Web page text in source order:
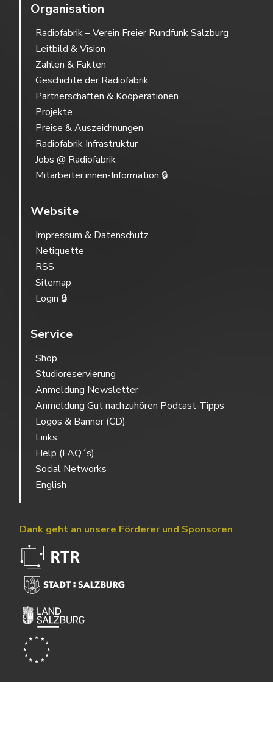
Organisation
Radiofabrik – Verein Freier Rundfunk Salzburg
Leitbild & Vision
Zahlen & Fakten
Geschichte der Radiofabrik
Partnerschaften & Kooperationen
Projekte
Preise & Auszeichnungen
Radiofabrik Infrastruktur
Jobs @ Radiofabrik
Mitarbeiter:innen-Information 🔒
Website
Impressum & Datenschutz
Netiquette
RSS
Sitemap
Login 🔒
Service
Shop
Studioreservierung
Anmeldung Newsletter
Anmeldung Gut nachzuhören Podcast-Tipps
Logos & Banner (CD)
Links
Help (FAQ´s)
Social Networks
English
Dank geht an unsere Förderer und Sponsoren